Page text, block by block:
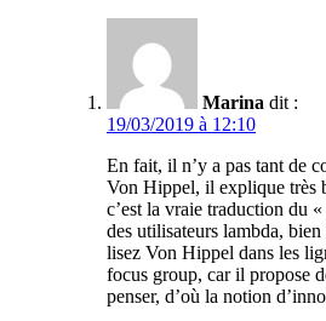
Marina dit :
19/03/2019 à 12:10
En fait, il n’y a pas tant de
Von Hippel, il explique très
c’est la vraie traduction du
des utilisateurs lambda,
lisez Von Hippel dans les
focus group, car il propose
penser, d’où la notion